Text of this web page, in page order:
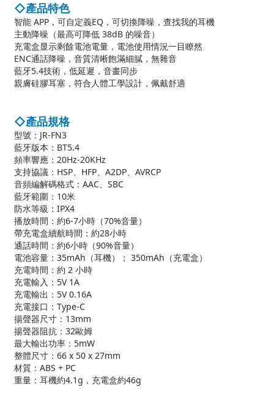
◇產品特色
智能 APP，可自定義EQ，可切換降噪，查找我的耳機
主動降噪（最高可降低 38dB 的噪音）
充電盒显示剩餘電池電量，電池使用情況一目瞭然
ENC通話降噪，音質清晰飽滿細膩，無雜音
藍牙5.4技術，低延遲，音畫同步
親膚硅膠耳塞，符合人體工學設計，佩戴舒適
◇產品規格
型號：JR-FN3
藍牙版本：BT5.4
頻率響應：20Hz-20KHz
支持協議：HSP、HFP、A2DP、AVRCP
音頻編解碼格式：AAC、SBC
藍牙範圍：10米
防水等級：IPX4
播放時間：約6-7小時（70%音量）
帶充電盒續航時間：約28小時
通話時間：約6小時（90%音量）
電池容量：35mAh（耳機）； 350mAh（充電盒）
充電時間：約 2 小時
充電輸入：5V 1A
充電輸出：5V 0.16A
充電接口：Type-C
揚聲器尺寸：13mm
揚聲器阻抗：32歐姆
最大輸出功率：5mW
整體尺寸：66 x 50 x 27mm
材質：ABS + PC
重量：耳機約4.1g，充電盒約46g